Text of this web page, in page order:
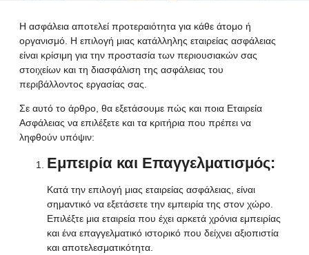
Η ασφάλεια αποτελεί προτεραιότητα για κάθε άτομο ή
οργανισμό. Η επιλογή μιας κατάλληλης εταιρείας ασφάλειας
είναι κρίσιμη για την προστασία των περιουσιακών σας
στοιχείων και τη διασφάλιση της ασφάλειας του
περιβάλλοντος εργασίας σας.
Σε αυτό το άρθρο, θα εξετάσουμε πώς και ποια Εταιρεία
Ασφάλειας να επιλέξετε και τα κριτήρια που πρέπει να
ληφθούν υπόψιν:
Εμπειρία και Επαγγελματισμός:
Κατά την επιλογή μιας εταιρείας ασφάλειας, είναι
σημαντικό να εξετάσετε την εμπειρία της στον χώρο.
Επιλέξτε μια εταιρεία που έχει αρκετά χρόνια εμπειρίας
και ένα επαγγελματικό ιστορικό που δείχνει αξιοπιστία
και αποτελεσματικότητα.